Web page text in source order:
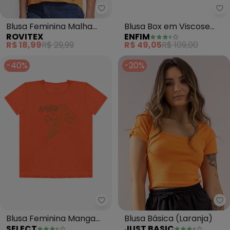
Rovitex - Blusa Feminina
Blusa Feminina Malha
Delicate Básica (Laranja)
ROVITEX
R$ 18,99R$ 29,99
Blusa Box em Viscose
(Terracota)
ENFIM
R$ 49,05R$ 109,00
-40%
Select - Blusa Feminina
Blusa Feminina Manga
-20%
Blusa Básica (Laranja)